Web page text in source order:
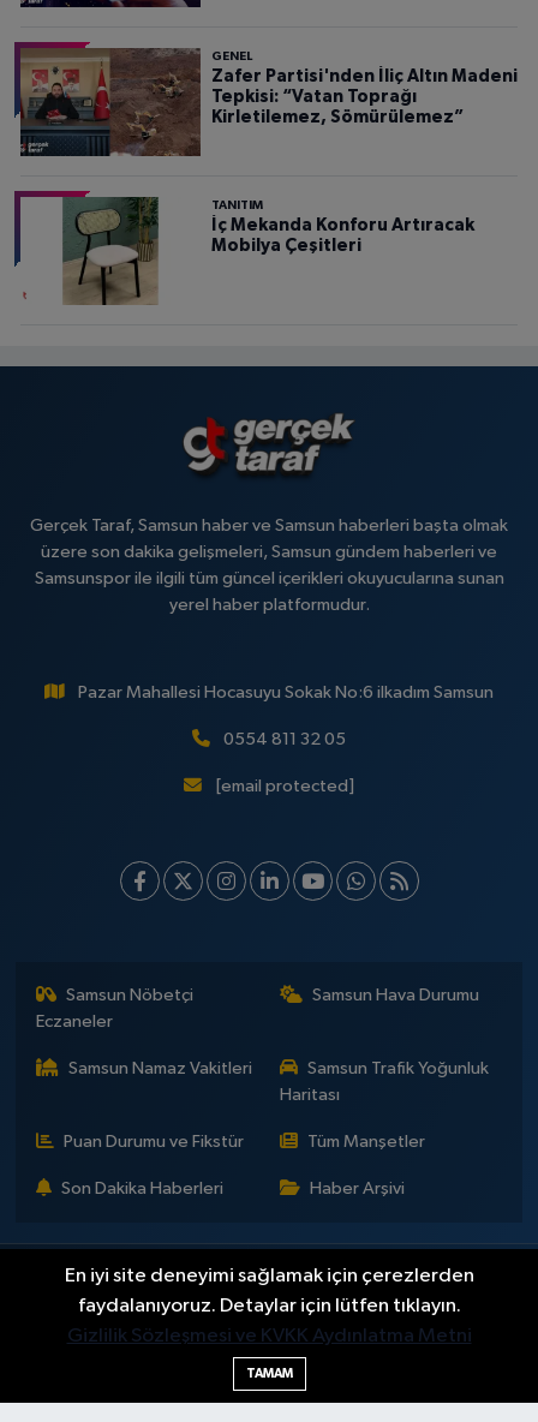
GENEL
Zafer Partisi'nden İliç Altın Madeni
Tepkisi: “Vatan Toprağı
Kirletilemez, Sömürülemez”
TANITIM
İç Mekanda Konforu Artıracak
Mobilya Çeşitleri
Gerçek Taraf, Samsun haber ve Samsun haberleri başta olmak
üzere son dakika gelişmeleri, Samsun gündem haberleri ve
Samsunspor ile ilgili tüm güncel içerikleri okuyucularına sunan
yerel haber platformudur.
Pazar Mahallesi Hocasuyu Sokak No:6 ilkadım Samsun
0554 811 32 05
[email protected]
Samsun Nöbetçi
Eczaneler
Samsun Hava Durumu
Samsun Namaz Vakitleri
Samsun Trafik Yoğunluk
Haritası
Puan Durumu ve Fikstür Tüm Manşetler
Son Dakika Haberleri Haber Arşivi
İLETİŞİM KÜNYE
Gizlilik Sözleşmesi
Yayın Politikaları ve Kullanım Şartları
Yayın İlkeleri
Hakkımızda
Okan Çakır kimdir?
BİLİM DÜNYA EĞİTİM EKONOMİ
GENEL
SAMSUNSPOR KÜLTÜR - SANAT
SAMSUN HABER
En iyi site deneyimi sağlamak için çerezlerden
faydalanıyoruz. Detaylar için lütfen tıklayın.
Gizlilik Sözleşmesi ve KVKK Aydınlatma Metni
TAMAM